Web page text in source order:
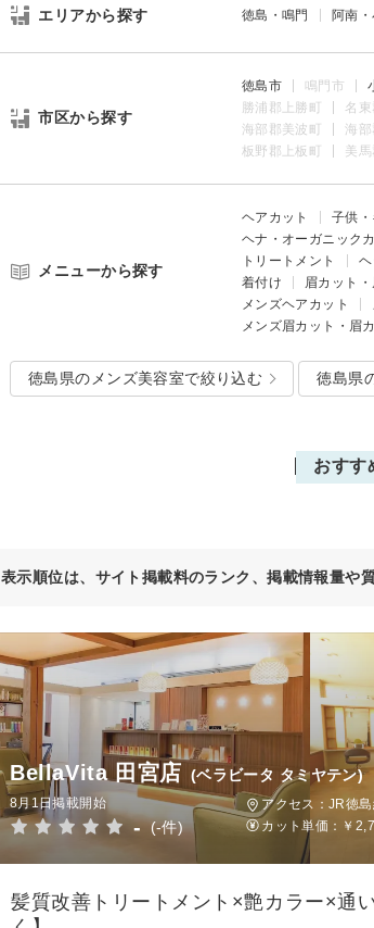
エリアから探す 徳島・鳴門 阿南
市区から探す
徳島市 鳴門市
勝浦郡上勝町
名東
海部郡美波町
海部
板野郡上板町
美馬
メニューから探す
ヘアカット 子供・
ヘナ・オーガニック
トリートメント
着付け
眉カット
メンズヘアカット
メンズ眉カット・眉
徳島県のメンズ美容室で絞り込む 徳島県
おすす
表示順位は、サイト掲載料のランク、掲載情報量や
BellaVita 田宮店 (ベラビータ タミヤテン)
8月1日掲載開始
- (-件)
アクセス：JR徳
カット単価： ￥
髪質改善トリートメント×艶カラー×通